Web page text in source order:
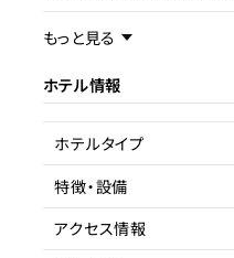
事業内容／事業特徴
ターゲット層
客単価／客室単価
稼働率
もっと見る
ホテル情報
ホテルタイプ
Untitled
特徴・設備
アクセス情報